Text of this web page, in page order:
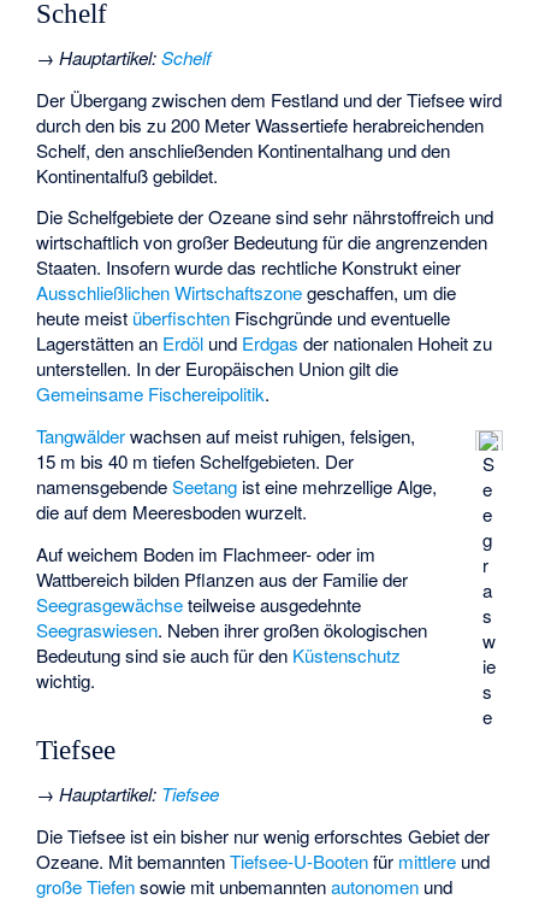
Schelf
→Hauptartikel:Schelf
Der Übergang zwischen dem Festland und der Tiefsee wird
durch den bis zu 200 Meter Wassertiefe herabreichenden
Schelf, den anschließenden Kontinentalhang und den
Kontinentalfuß gebildet.
Die Schelfgebiete der Ozeane sind sehr nährstoffreich und
wirtschaftlich von großer Bedeutung für die angrenzenden
Staaten. Insofern wurde das rechtliche Konstrukt einer
Ausschließlichen Wirtschaftszonegeschaffen, um die
heute meist überfischten Fischgründe und eventuelle
Lagerstätten an Erdöl und Erdgas der nationalen Hoheit zu
unterstellen. In der Europäischen Union gilt die
Gemeinsame Fischereipolitik.
S
e
e
g
r
a
s
w
ie
s
e
Tangwälderwachsen auf meist ruhigen, felsigen,
15 m bis 40 m tiefen Schelfgebieten. Der
namensgebendeSeetang ist eine mehrzellige Alge,
die auf dem Meeresboden wurzelt.
Auf weichem Boden im Flachmeer- oder im
Wattbereich bilden Pflanzen aus der Familie der
Seegrasgewächseteilweise ausgedehnte
Seegraswiesen. Neben ihrer großen ökologischen
Bedeutung sind sie auch für den Küstenschutz
wichtig.
Tiefsee
→Hauptartikel: Tiefsee
Die Tiefsee ist ein bisher nur wenig erforschtes Gebiet der
Ozeane. Mit bemanntenTiefsee-U-Bootenfür mittlere und
große Tiefensowie mit unbemanntenautonomen und